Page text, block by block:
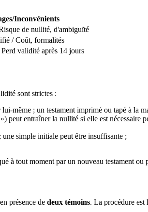
Inconvénients
de nullité, d'ambiguïté
/ Coût, formalités
validité après 14 jours
sont strictes :
même ; un testament imprimé ou tapé à la
entraîner la nullité si elle est nécessaire
simple initiale peut être insuffisante ;
à tout moment par un nouveau testament
présence de deux témoins. La procédure est